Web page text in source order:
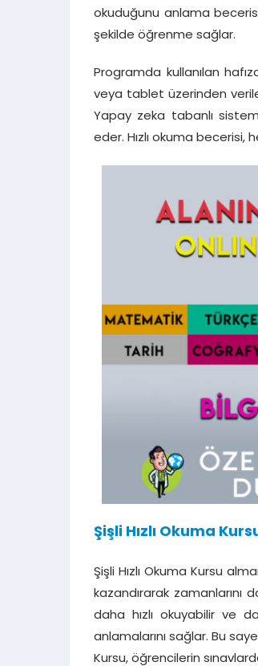
okuduğunu anlama
şekilde öğrenme sağlar.
Programda kullanılan
veya tablet üzerinden
Yapay zeka tabanlı
eder. Hızlı okuma
Şişli Hızlı Okuma
Şişli Hızlı Okuma Kursu
kazandırarak zamanlarını
daha hızlı okuyabilir ve
anlamalarını sağlar. Bu
Kursu, öğrencilerin